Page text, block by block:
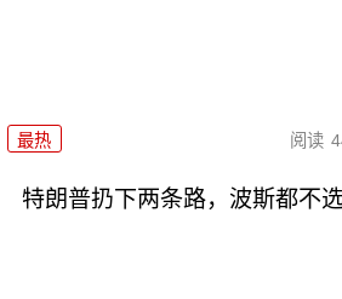
最热 阅读
特朗普扔下两条路，波斯都不